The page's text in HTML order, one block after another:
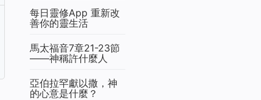
每日靈修App 重新改
善你的靈生活
馬太福音7章21-23節
——神稱許什麼人
亞伯拉罕獻以撒，神
的心意是什麼？